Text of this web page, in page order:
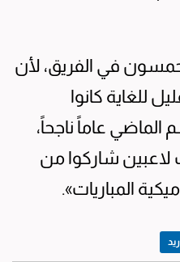
في الفريق، لأن
للغاية كانوا
عاماً ناجحاً،
لاعبين شاركوا من
المباريات».